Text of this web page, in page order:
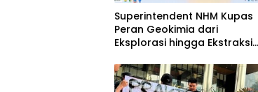
Superintendent NHM Kupas
Peran Geokimia dari
Eksplorasi hingga Ekstraksi
UNG